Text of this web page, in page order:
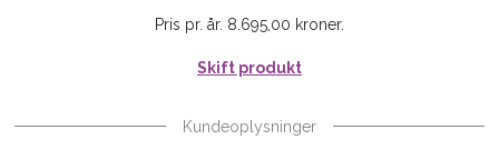
Pris pr. år. 8.695,00 kroner.
Skift produkt
Kundeoplysninger